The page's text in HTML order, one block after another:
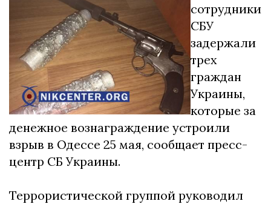
сотрудники
СБУ
задержали
трех
граждан
Украины,
которые за
денежное вознаграждение устроили
взрыв в Одессе 25 мая, сообщает пресс-
центр СБ Украины.
Террористической группой руководил